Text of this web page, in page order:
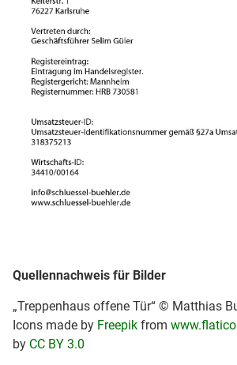
Quellennachweis für Bilder
„Treppenhaus offene Tür“ © Matthias
Icons made by Freepik from
by CC BY 3.0